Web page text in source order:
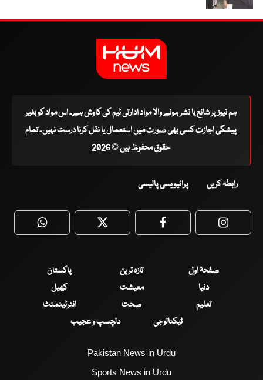
ہم نیوز پر شائع یا نشر ہونے والا مواد ادارتی ٹیم کی کاوش ہے۔ اس مواد کو بغیر
پیشگی اجازت کسی بھی صورت میں استعمال یا نقل کرنا درست نہیں۔ تمام
حقوق محفوظ ہیں © 2026
رابطہ کریں پرائیویسی پالیسی
WhatsApp Twitter Facebook
صفحۂ اول تازہ ترین
پاکستان
دنیا
معیشت
کھیل
تعلیم
صحت
انٹرٹینمنٹ
ٹیکنالوجی
دلچسپ و عجیب
Pakistan News in Urdu
Sports News in Urdu